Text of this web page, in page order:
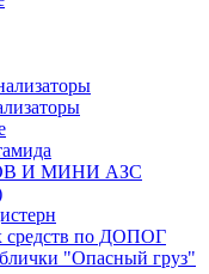
И МИНИ АЗС
средств по ДОПОГ
"Опасный груз"